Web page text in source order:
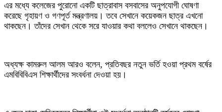
‎এর মধ্যে কলেজের পুরোনো একটি ছাত্রাবাস বসবাসের অনুপযোগী ঘোষণা
করেছে গৃহায়ণ ও গণপূর্ত মন্ত্রণালয়। তবে সেখানে কয়েকজন ছাত্র এখনো
থাকছেন। তাঁদের সেখান থেকে সরে যাওয়ার কথা বললেও সেখানে থাকছেন।
‎অধ্যক্ষ কামরুল আলম আরও বলেন, প্রতিবছর নতুন ভর্তি হওয়া প্রথম বর্ষের
এমবিবিবিএস শিক্ষার্থীদের সংবর্ধনা দেওয়া হয়।